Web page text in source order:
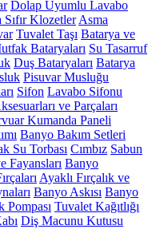
Dolap Uyumlu Lavabo
Sıfır Klozetler Asma
Tuvalet Taşı Batarya ve
Bataryaları Su Tasarruf
Duş Bataryaları Batarya
Pisuvar Musluğu
Sifon Lavabo Sifonu
ve Parçaları
Kumanda Paneli
Banyo Bakım Setleri
Su Torbası Cımbız Sabun
Fayansları Banyo
Ayaklı Fırçalık ve
Banyo Askısı Banyo
Pompası Tuvalet Kağıtlığı
Diş Macunu Kutusu